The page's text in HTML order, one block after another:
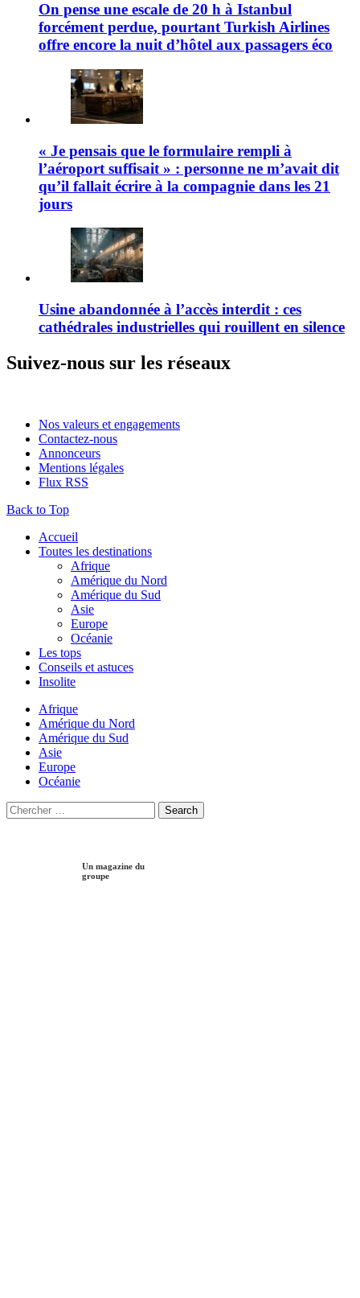
On pense une escale de 20 h à Istanbul
forcément perdue, pourtant Turkish Airlines
offre encore la nuit d’hôtel aux passagers éco
« Je pensais que le formulaire rempli à
l’aéroport suffisait » : personne ne m’avait dit
qu’il fallait écrire à la compagnie dans les 21
jours
Usine abandonnée à l’accès interdit : ces
cathédrales industrielles qui rouillent en silence
Suivez-nous sur les réseaux
Nos valeurs et engagements
Contactez-nous
Annonceurs
Mentions légales
Flux RSS
Back to Top
Accueil
Toutes les destinations
Afrique
Amérique du Nord
Amérique du Sud
Asie
Europe
Océanie
Les tops
Conseils et astuces
Insolite
Afrique
Amérique du Nord
Amérique du Sud
Asie
Europe
Océanie
Search
for:
Search
Un magazine du
groupe